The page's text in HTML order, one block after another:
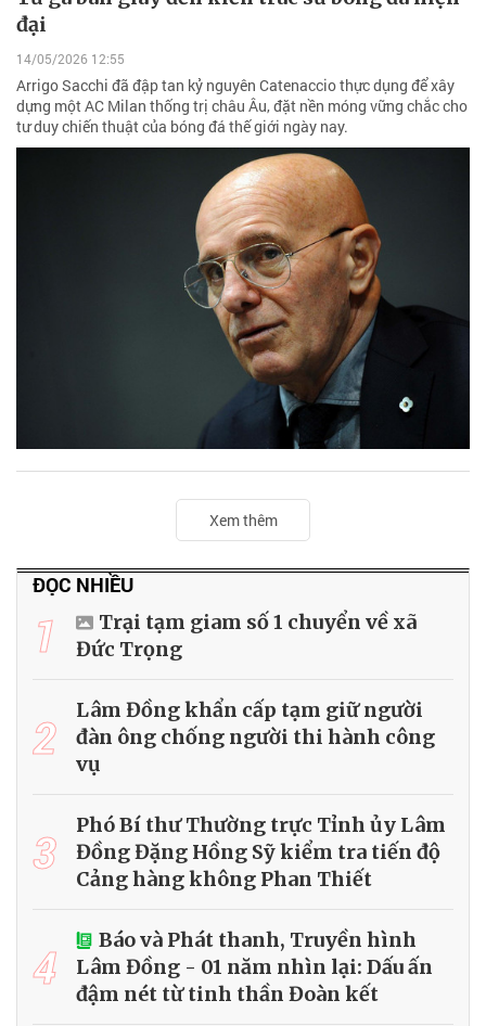
đại
14/05/2026 12:55
Arrigo Sacchi đã đập tan kỷ nguyên Catenaccio thực dụng để xây
dựng một AC Milan thống trị châu Âu, đặt nền móng vững chắc cho
tư duy chiến thuật của bóng đá thế giới ngày nay.
Xem thêm
ĐỌC NHIỀU
1
Trại tạm giam số 1 chuyển về xã
Đức Trọng
2
Lâm Đồng khẩn cấp tạm giữ người
đàn ông chống người thi hành công
vụ
3
Phó Bí thư Thường trực Tỉnh ủy Lâm
Đồng Đặng Hồng Sỹ kiểm tra tiến độ
Cảng hàng không Phan Thiết
4
Báo và Phát thanh, Truyền hình
Lâm Đồng - 01 năm nhìn lại: Dấu ấn
đậm nét từ tinh thần Đoàn kết